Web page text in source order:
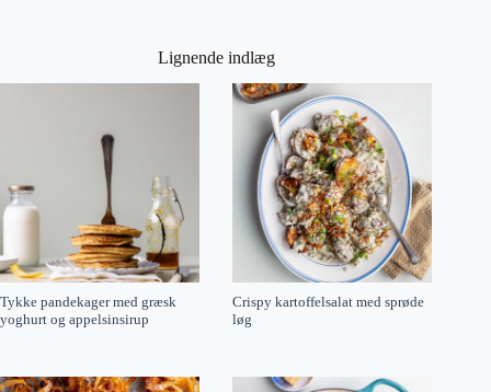
Lignende indlæg
Tykke pandekager med græsk
yoghurt og appelsinsirup
Crispy kartoffelsalat med sprøde
løg